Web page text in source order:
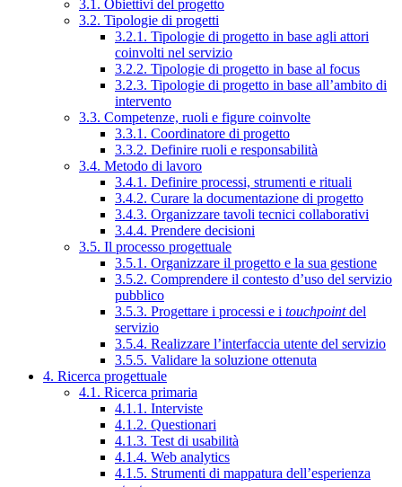
3.1. Obiettivi del progetto
3.2. Tipologie di progetti
3.2.1. Tipologie di progetto in base agli attori
coinvolti nel servizio
3.2.2. Tipologie di progetto in base al focus
3.2.3. Tipologie di progetto in base all’ambito di
intervento
3.3. Competenze, ruoli e figure coinvolte
3.3.1. Coordinatore di progetto
3.3.2. Definire ruoli e responsabilità
3.4. Metodo di lavoro
3.4.1. Definire processi, strumenti e rituali
3.4.2. Curare la documentazione di progetto
3.4.3. Organizzare tavoli tecnici collaborativi
3.4.4. Prendere decisioni
3.5. Il processo progettuale
3.5.1. Organizzare il progetto e la sua gestione
3.5.2. Comprendere il contesto d’uso del servizio
pubblico
3.5.3. Progettare i processi e i touchpointdel
servizio
3.5.4. Realizzare l’interfaccia utente del servizio
3.5.5. Validare la soluzione ottenuta
4. Ricerca progettuale
4.1. Ricerca primaria
4.1.1. Interviste
4.1.2. Questionari
4.1.3. Test di usabilità
4.1.4. Web analytics
4.1.5. Strumenti di mappatura dell’esperienza